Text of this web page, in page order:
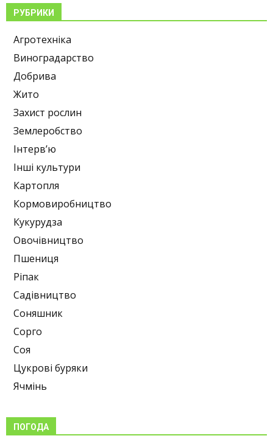
РУБРИКИ
Агротехніка
Виноградарство
Добрива
Жито
Захист рослин
Землеробство
Інтерв’ю
Інші культури
Картопля
Кормовиробництво
Кукурудза
Овочівництво
Пшениця
Ріпак
Садівництво
Соняшник
Сорго
Соя
Цукрові буряки
Ячмінь
ПОГОДА